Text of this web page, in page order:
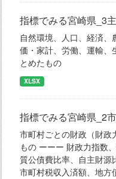
指標でみる宮崎県_3
自然環境、人口、経済
価・家計、労働、運輸、
とめたもの
XLSX
指標でみる宮崎県_2
市町村ごとの財政（財政
もの ーーー 財政力指数
質公債費比率、自主財源
市町村税収入済額、地方